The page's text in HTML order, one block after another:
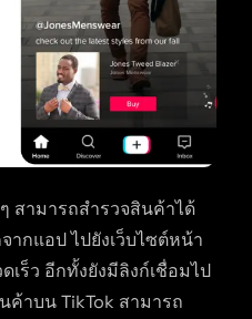
สามารถสำรวจสินค้าได้
ากแอป ไปยังเว็บไซต์หน้า
เร็ว อีกทั้งยังมีลิงก์เชื่อมไป
ค้าบน TikTok สามารถ